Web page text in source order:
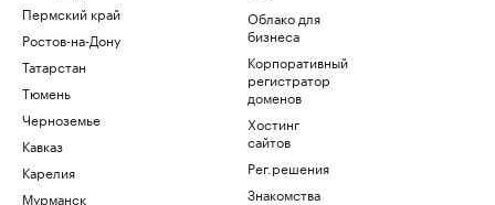
Пермский край
Ростов-на-Дону
Татарстан
Тюмень
Черноземье
Кавказ
Карелия
Мурманск
Облако для
бизнеса
Корпоративный
регистратор
доменов
Хостинг
сайтов
Рег.решения
Знакомства